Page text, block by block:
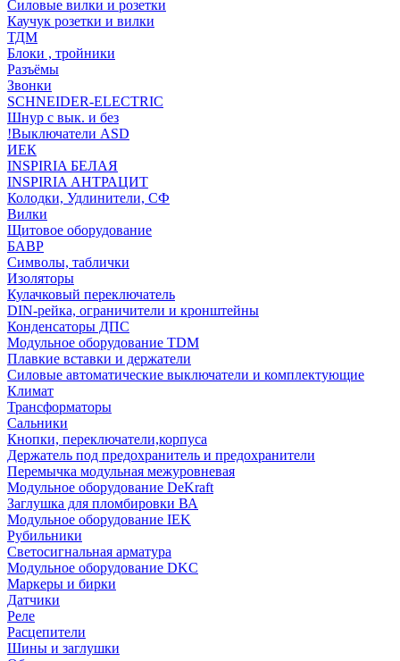
Силовые вилки и розетки
Каучук розетки и вилки
ТДМ
Блоки , тройники
Разъёмы
Звонки
SCHNEIDER-ELECTRIC
Шнур с вык. и без
!Выключатели ASD
ИЕК
INSPIRIA БЕЛАЯ
INSPIRIA АНТРАЦИТ
Колодки, Удлинители, СФ
Вилки
Щитовое оборудование
БАВР
Символы, таблички
Изоляторы
Кулачковый переключатель
DIN-рейка, ограничители и кронштейны
Конденсаторы ДПС
Модульное оборудование TDM
Плавкие вставки и держатели
Силовые автоматические выключатели и комплектующие
Климат
Трансформаторы
Сальники
Кнопки, переключатели,корпуса
Держатель под предохранитель и предохранители
Перемычка модульная межуровневая
Модульное оборудование DeKraft
Заглушка для пломбировки ВА
Модульное оборудование IEK
Рубильники
Светосигнальная арматура
Модульное оборудование DKC
Маркеры и бирки
Датчики
Реле
Расцепители
Шины и заглушки